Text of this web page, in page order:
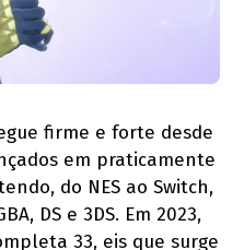
firme e forte desde
em praticamente
do NES ao Switch,
DS e 3DS. Em 2023,
33, eis que surge